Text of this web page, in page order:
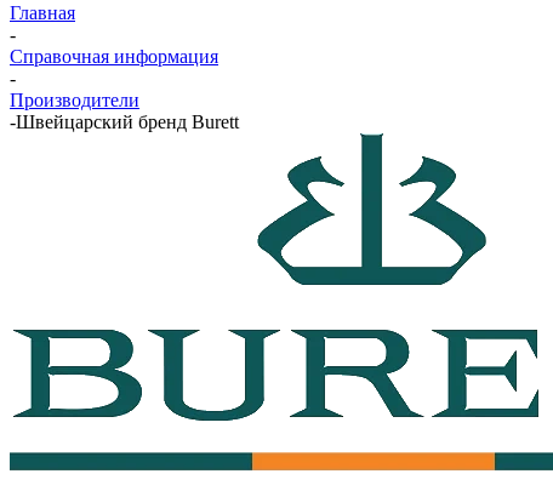
Главная
-
Справочная информация
-
Производители
-Швейцарский бренд Burett